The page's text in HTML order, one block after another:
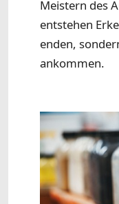
Meistern des
entstehen
enden,
ankommen.